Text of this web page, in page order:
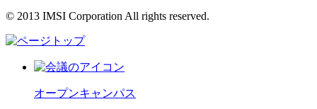
© 2013 IMSI Corporation All rights reserved.
オープンキャンパス